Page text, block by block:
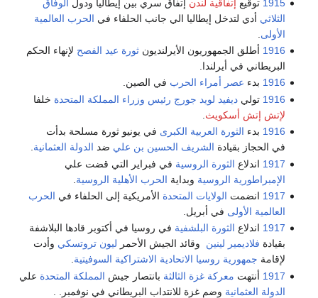
1915 توقيع إتفاقية لندن إتفاق سري بين إيطاليا ودول
الوفاق
الثلاثي أدي لتدخل إيطاليا الي جانب الحلفاء في الحرب العالمية
الأولى
1916 أطلق الجمهوريون الأيرلنديونثورة عيد الفصح لإنهاء الحكم
البريطاني في أيرلندا.
1916 بدء عصر أمراء الحرب في الصين.
1916 توليديفيد لويد جورج رئيس وزراء المملكة المتحدة خلفا
لإتش إتش أسكويث
1916 بدء الثورة العربية الكبرى في يونيو ثورة مسلحة بدأت
في الحجاز بقيادة الشريف الحسين بن علي ضد الدولة العثمانية
1917 اندلاع الثورة الروسية في فبراير التي قضت علي
الإمبراطورية الروسية وبداية الحرب الأهلية الروسية
1917 انضمت الولايات المتحدة الأمريكية إلى الحلفاء في الحرب
العالمية الأولى في أبريل.
1917 اندلاع الثورة البلشفية في روسيا في أكتوبر قادها البلاشفة
بقيادة فلاديمير لينين وقائد الجيش الأحمر ليون تروتسكي وأدت
لإقامة جمهورية روسيا الاتحادية الاشتراكية السوفيتية.
1917 أنتهت معركة غزة الثالثة بانتصار جيش المملكة المتحدة علي
الدولة العثمانية وضم غزة للانتداب البريطاني في نوفمبر. .